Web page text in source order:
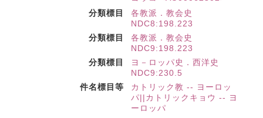
分類標目
各教派．教会史
NDC8:198.223
分類標目
各教派．教会史
NDC9:198.223
分類標目
ヨ－ロッパ史．西洋史
NDC9:230.5
件名標目等
カトリック教 -- ヨーロッ
パ||カトリックキョウ -- ヨ
ーロッパ